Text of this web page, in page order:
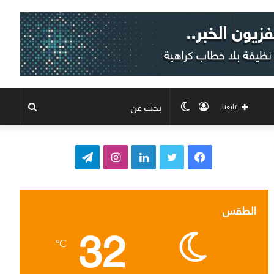
الوضع
المظلم
تسجيل
الدخول
تابعنا
ف
ب
و
ق
ت
ر
الطقس 32
℃